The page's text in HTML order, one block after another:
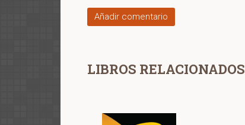
Añadir comentario
LIBROS RELACIONADOS